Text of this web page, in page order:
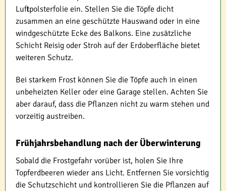
Luftpolsterfolie ein. Stellen Sie die Töpfe dicht
zusammen an eine geschützte Hauswand oder in eine
windgeschützte Ecke des Balkons. Eine zusätzliche
Schicht Reisig oder Stroh auf der Erdoberfläche bietet
weiteren Schutz.
Bei starkem Frost können Sie die Töpfe auch in einen
unbeheizten Keller oder eine Garage stellen. Achten Sie
aber darauf, dass die Pflanzen nicht zu warm stehen und
vorzeitig austreiben.
Frühjahrsbehandlung nach der Überwinterung
Sobald die Frostgefahr vorüber ist, holen Sie Ihre
Topferdbeeren wieder ans Licht. Entfernen Sie vorsichtig
die Schutzschicht und kontrollieren Sie die Pflanzen auf